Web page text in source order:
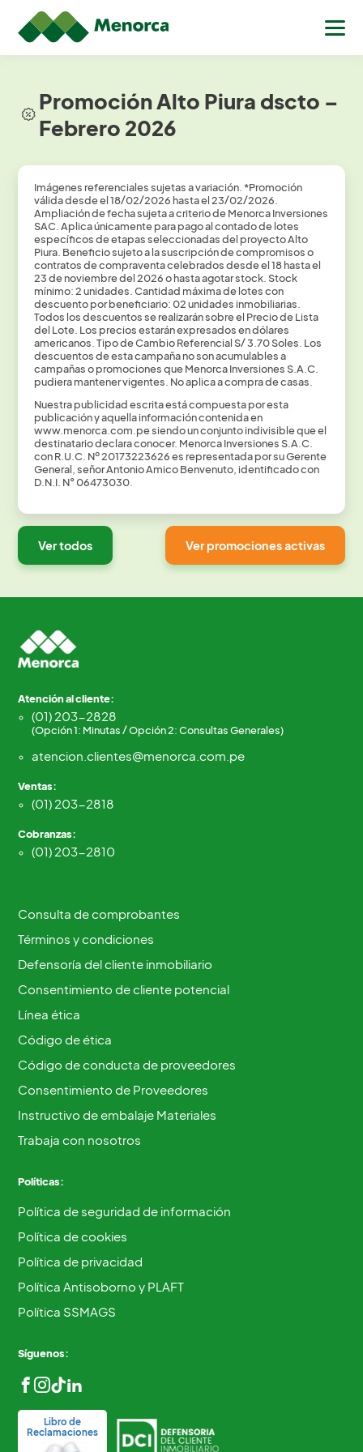
Promoción Alto Piura dscto –
Febrero 2026
Imágenes referenciales sujetas a variación. *Promoción
válida desde el 18/02/2026 hasta el 23/02/2026.
Ampliación de fecha sujeta a criterio de Menorca Inversiones
SAC. Aplica únicamente para pago al contado de lotes
específicos de etapasseleccionadas del proyecto Alto
Piura. Beneficio sujeto a la suscripción decompromisos o
contratos de compraventa celebrados desde el 18 hasta el
23 denoviembre del 2026 o hasta agotar stock. Stock
mínimo: 2 unidades. Cantidad máximade lotes con
descuento por beneficiario: 02 unidades inmobiliarias.
Todos losdescuentos se realizarán sobre el Precio de Lista
del Lote. Los precios estaránexpresados en dólares
americanos. Tipo de Cambio Referencial S/ 3.70 Soles. Los
descuentos de esta campaña no son acumulables a
campañas o promociones queMenorca Inversiones S.A.C.
pudiera mantener vigentes. No aplica a compra de casas.
Nuestra publicidad escrita está compuesta por esta
publicación y aquella informacióncontenida en
www.menorca.com.pe siendo un conjunto indivisible que el
destinatariodeclara conocer. Menorca Inversiones S.A.C.
con R.U.C. Nº 20173223626 es representada por su Gerente
General, señor Antonio Amico Benvenuto, identificadocon
D.N.I. N° 06473030.
Ver todos Ver promociones activas
Atención al cliente:
(01) 203-2828
(Opción 1: Minutas / Opción 2: Consultas Generales)
atencion.clientes@menorca.com.pe
Ventas:
(01) 203-2818
Cobranzas:
(01) 203-2810
Consulta de comprobantes
Términos y condiciones
Defensoría del cliente inmobiliario
Consentimiento de cliente potencial
Línea ética
Código de ética
Código de conducta de proveedores
Consentimiento de Proveedores
Instructivo de embalaje Materiales
Trabaja con nosotros
Políticas:
Política de seguridad de información
Política de cookies
Política de privacidad
Política Antisoborno y PLAFT
Política SSMAGS
Síguenos:
Libro de
Reclamaciones